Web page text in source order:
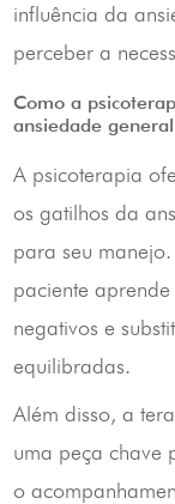
influência da
perceber a
Como a
ansiedade
A psicoterapia
os gatilhos da
para seu
paciente
negativos e
equilibradas.
Além disso, a
uma peça chave
o